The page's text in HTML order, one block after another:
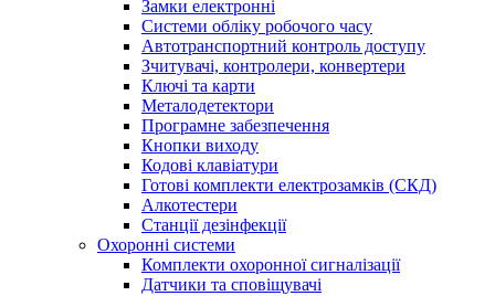
Замки електронні
Системи обліку робочого часу
Автотранспортний контроль доступу
Зчитувачі, контролери, конвертери
Ключі та карти
Металодетектори
Програмне забезпечення
Кнопки виходу
Кодові клавіатури
Готові комплекти електрозамків (СКД)
Алкотестери
Станції дезінфекції
Охоронні системи
Комплекти охоронної сигналізації
Датчики та сповіщувачі